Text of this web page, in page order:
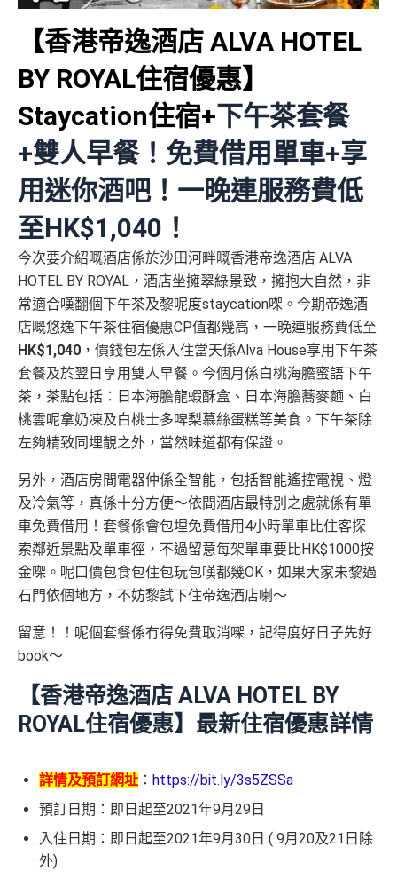
【香港帝逸酒店 ALVA HOTEL
BY ROYAL住宿優惠】
Staycation住宿+下午茶套餐
+雙人早餐！免費借用單車+享
用迷你酒吧！一晚連服務費低
至HK$1,040！
今次要介紹嘅酒店係於沙田河畔嘅香港帝逸酒店 ALVA
HOTEL BY ROYAL，酒店坐擁翠綠景致，擁抱大自然，非
常適合嘆翻個下午茶及黎呢度staycation㗎。今期帝逸酒
店嘅悠逸下午茶住宿優惠CP值都幾高，一晚連服務費低至
HK$1,040 ，價錢包左係入住當天係Alva House享用下午茶
套餐及於翌日享用雙人早餐。今個月係白桃海膽蜜語下午
茶，茶點包括：日本海膽龍蝦酥盒、日本海膽蕎麥麵、白
桃雲呢拿奶凍及白桃士多啤梨慕絲蛋糕等美食。下午茶除
左夠精致同埋靚之外，當然味道都有保證。
另外，酒店房間電器仲係全智能，包括智能遙控電視、燈
及冷氣等，真係十分方便～依間酒店最特別之處就係有單
車免費借用！套餐係會包埋免費借用4小時單車比住客探
索鄰近景點及單車徑，不過留意每架單車要比HK$1000按
金㗎。呢口價包食包住包玩包嘆都幾OK，如果大家未黎過
石門依個地方，不妨黎試下住帝逸酒店喇～
留意！！呢個套餐係冇得免費取消㗎，記得度好日子先好
book～
【香港帝逸酒店 ALVA HOTEL BY
ROYAL住宿優惠】最新住宿優惠詳情
詳情及預訂網址 ： https://bit.ly/3s5ZSSa
預訂日期：即日起至2021年9月29日
入住日期：即日起至2021年9月30日 ( 9月20及21日除
外)